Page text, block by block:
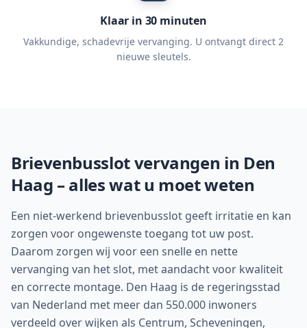
Klaar in 30 minuten
Vakkundige, schadevrije vervanging. U ontvangt direct 2
nieuwe sleutels.
Brievenbusslot vervangen in Den
Haag – alles wat u moet weten
Een niet-werkend brievenbusslot geeft irritatie en kan
zorgen voor ongewenste toegang tot uw post.
Daarom zorgen wij voor een snelle en nette
vervanging van het slot, met aandacht voor kwaliteit
en correcte montage. Den Haag is de regeringsstad
van Nederland met meer dan 550.000 inwoners
verdeeld over wijken als Centrum, Scheveningen,